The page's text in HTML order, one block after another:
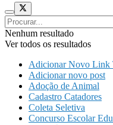
Nenhum resultado
Ver todos os resultados
Adicionar Novo Link
Adicionar novo post
Adoção de Animal
Cadastro Catadores
Coleta Seletiva
Concurso Escolar